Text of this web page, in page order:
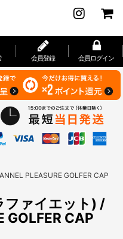
会員登録 会員ログイン
PLEASURE GOLFER CAP
ファイエット) /
GOLFER CAP